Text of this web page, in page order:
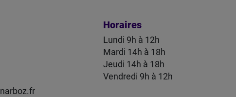
Horaires
Lundi 9h à 12h
Mardi 14h à 18h
Jeudi 14h à 18h
Vendredi 9h à 12h